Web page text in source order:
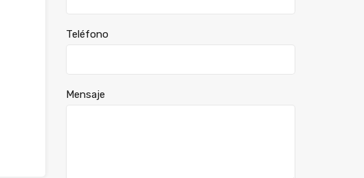
Teléfono
Mensaje